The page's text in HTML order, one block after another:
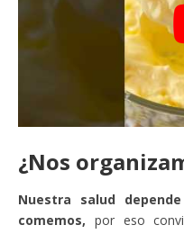
¿Nos
Nuestra salud
comemos, por eso